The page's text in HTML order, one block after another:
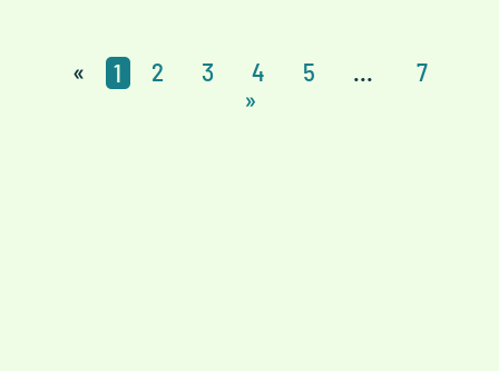
« 1 2 3 4 5 ...
7
»